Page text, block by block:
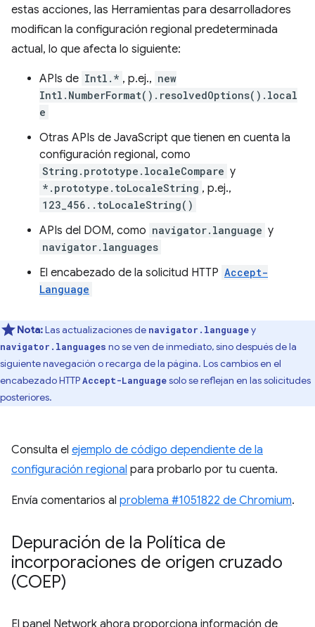
estas acciones, las Herramientas para desarrolladores
modifican la configuración regional predeterminada
actual, lo que afecta lo siguiente:
APIs de Intl.* , p.ej., new
Intl.NumberFormat().resolvedOptions().local
e
Otras APIs de JavaScript que tienen en cuenta la
configuración regional, como
String.prototype.localeCompare y
*.prototype.toLocaleString , p.ej.,
123_456..toLocaleString()
APIs del DOM, como navigator.language y
navigator.languages
El encabezado de la solicitud HTTP Accept-
Language
Nota:Las actualizaciones de navigator.languagey
navigator.languages no se ven de inmediato, sino después de la
siguiente navegación o recarga de la página. Los cambios en el
encabezado HTTPAccept-Languagesolo se reflejan en las solicitudes
posteriores.
Consulta el ejemplo de código dependiente de la
configuración regional para probarlo por tu cuenta.
Envía comentarios al problema #1051822 de Chromium.
Depuración de la Política de
incorporaciones de origen cruzado
(COEP)